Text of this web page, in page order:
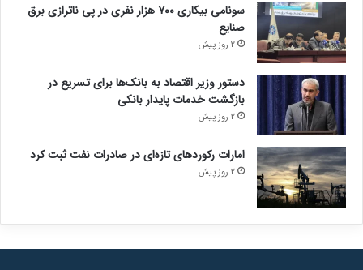
سونامی بیکاری ۷۰۰ هزار نفری در پی ناترازی برق
صنایع
2 روز پیش
دستور وزیر اقتصاد به بانک‌ها برای تسریع در
بازگشت خدمات پایدار بانکی
2 روز پیش
امارات رکورد‌های تازه‌ای در صادرات نفت ثبت کرد
2 روز پیش